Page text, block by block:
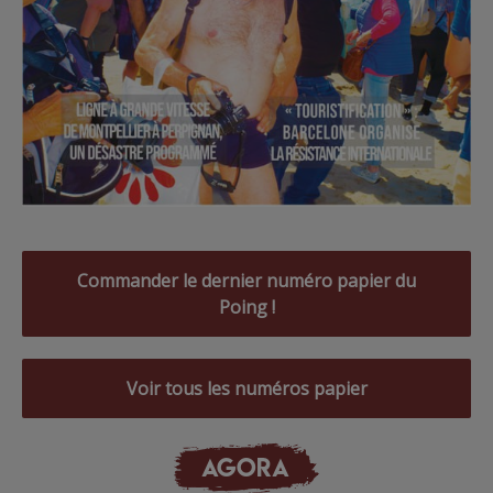
Commander le dernier numéro papier du
Poing !
Voir tous les numéros papier
AGORA